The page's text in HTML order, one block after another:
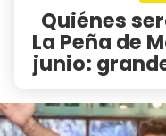
Quiénes
La Peña de
junio: